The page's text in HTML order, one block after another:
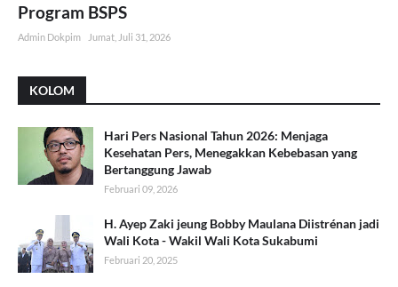
Program BSPS
Admin Dokpim Jumat, Juli 31, 2026
KOLOM
Hari Pers Nasional Tahun 2026: Menjaga
Kesehatan Pers, Menegakkan Kebebasan yang
Bertanggung Jawab
Februari 09, 2026
H. Ayep Zaki jeung Bobby Maulana Diistrénan jadi
Wali Kota - Wakil Wali Kota Sukabumi
Februari 20, 2025